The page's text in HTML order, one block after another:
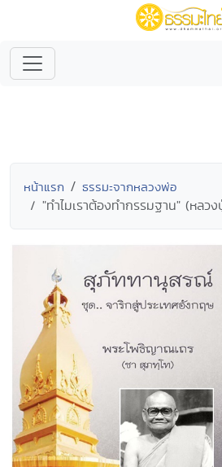
หน้าแรก ธรรมะจากหลวงพ่อ
"ทำไมเราต้องทำกรรมฐาน" (หลว